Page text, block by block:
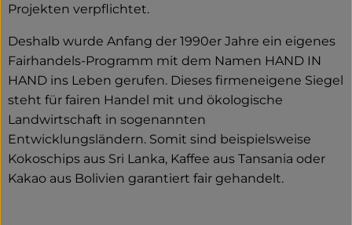
Projekten verpflichtet.
Deshalb wurde Anfang der 1990er Jahre ein eigenes
Fairhandels-Programm mit dem Namen HAND IN
HAND ins Leben gerufen. Dieses firmeneigene Siegel
steht für fairen Handel mit und ökologische
Landwirtschaft in sogenannten
Entwicklungsländern. Somit sind beispielsweise
Kokoschips aus Sri Lanka, Kaffee aus Tansania oder
Kakao aus Bolivien garantiert fair gehandelt.